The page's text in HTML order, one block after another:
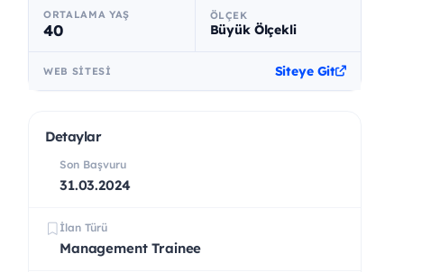
ORTALAMA YAŞ
40
ÖLÇEK
Büyük Ölçekli
WEB SITESI Siteye Git
Detaylar
Son Başvuru
31.03.2024
İlan Türü
Management Trainee